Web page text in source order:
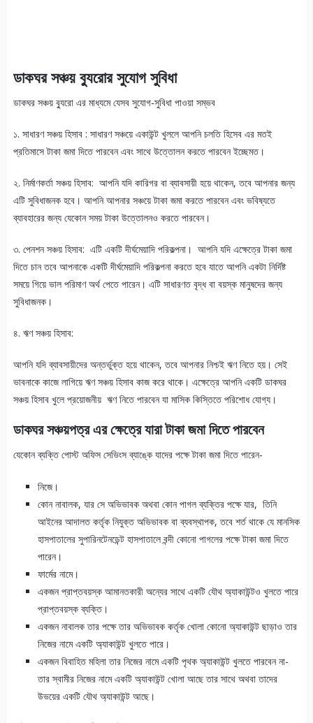
ডাকঘর সঞ্চয় ব্যুরোর সুযোগ সুবিধা
ডাকঘর সঞ্চয় ব্যুরো এর মাধ্যমে যেসব সুযোগ-সুবিধা পাওয়া সম্ভব
১. সাধারণ সঞ্চয় হিসাব : সাধারণ সঞ্চয়ে একাউন্ট খুললে আপনি চলতি হিসেব এর মতই
প্রতিমাসে টাকা জমা দিতে পারবেন এবং সাথে উত্তোলন করতে পারবেন ইচ্ছেমত।
২. নির্মাণকর্তা সঞ্চয় হিসাব: আপনি যদি কারিগর বা ব্যাবসায়ী হয়ে থাকেন, তবে আপনার জন্য
এটি সুবিধাজনক হবে। আপনি আপনার সঞ্চয়ে টাকা জমা করতে পারবেন এবং ভবিষ্যতে
ব্যাবহারের জন্য যেকোন সময় টাকা উত্তোলনও করতে পারবেন।
৩. পেনশন সঞ্চয় হিসাব: এটি একটি দীর্ঘমেয়াদি পরিকল্পনা। আপনি যদি এক্ষেত্রে টাকা জমা
দিতে চান তবে আপনাকে একটি দীর্ঘমেয়াদি পরিকল্পনা করতে হবে যাতে আপনি একটা নির্দিষ্ট
সময়ে গিয়ে ভাল পরিমাণ অর্থ পেতে পারেন। এটি সাধারণত বৃদ্ধ বা বয়স্ক মানুষদের জন্য
সুবিধাজনক।
৪. ঋণ সঞ্চয় হিসাব:
আপনি যদি ব্যাবসায়ীদের অন্তর্ভুক্ত হয়ে থাকেন, তবে আপনার নিশ্চই ঋণ নিতে হয়। সেই
ভাবনাকে কাজে লাগিয়ে ঋণ সঞ্চয় হিসাব কাজ করে থাকে। এক্ষেত্রে আপনি একটি ডাকঘর
সঞ্চয় হিসাব খুলে প্রয়োজনীয় ঋণ নিতে পারবেন যা মাসিক কিস্তিতে পরিশোধ যোগ্য।
ডাকঘর সঞ্চয়পত্র এর ক্ষেত্রে যারা টাকা জমা দিতে পারবেন
যেকোন ব্যক্তি পোস্ট অফিস সেভিংস ব্যাঙ্কে যাদের পক্ষে টাকা জমা দিতে পারেন-
নিজে।
কোন নাবালক, যার সে অভিভাবক অথবা কোন পাগল ব্যক্তির পক্ষে যার, তিনি
আইনের আদালত কর্তৃক নিযুক্ত অভিভাবক বা ব্যবস্থাপক, তবে শর্ত থাকে যে মানসিক
হাসপাতালের সুপারিনটেনডেন্ট হাসপাতালে বন্দী কোনো পাগলের পক্ষে টাকা জমা দিতে
পারেন।
ফার্মের নামে।
একজন প্রাপ্তবয়স্ক আমানতকারী অন্যের সাথে একটি যৌথ অ্যাকাউন্টও খুলতে পারে
প্রাপ্তবয়স্ক ব্যক্তি।
একজন নাবালক তার পক্ষে তার অভিভাবক কর্তৃক খোলা কোনো অ্যাকাউন্ট ছাড়াও তার
নিজের নামে একটি অ্যাকাউন্ট খুলতে পারে।
একজন বিবাহিত মহিলা তার নিজের নামে একটি পৃথক অ্যাকাউন্ট খুলতে পারবেন না-
তার স্বামীর নিজের নামে একটি অ্যাকাউন্ট খোলা আছে তার সাথে অথবা তাদের
উভয়ের একটি যৌথ অ্যাকাউন্ট আছে।